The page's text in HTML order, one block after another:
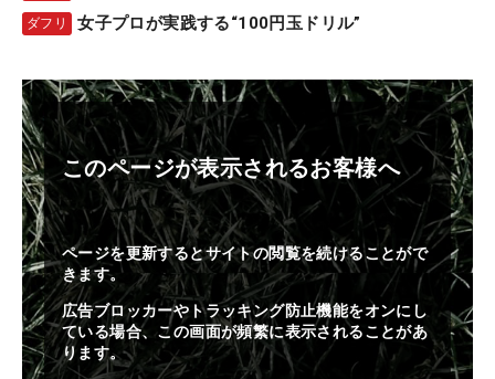
ダフリ 女子プロが実践する“100円玉ドリル”
このページが表示されるお客様へ
ページを更新するとサイトの閲覧を続けることがで
きます。
広告ブロッカーやトラッキング防止機能をオンにし
ている場合、この画面が頻繁に表示されることがあ
ります。